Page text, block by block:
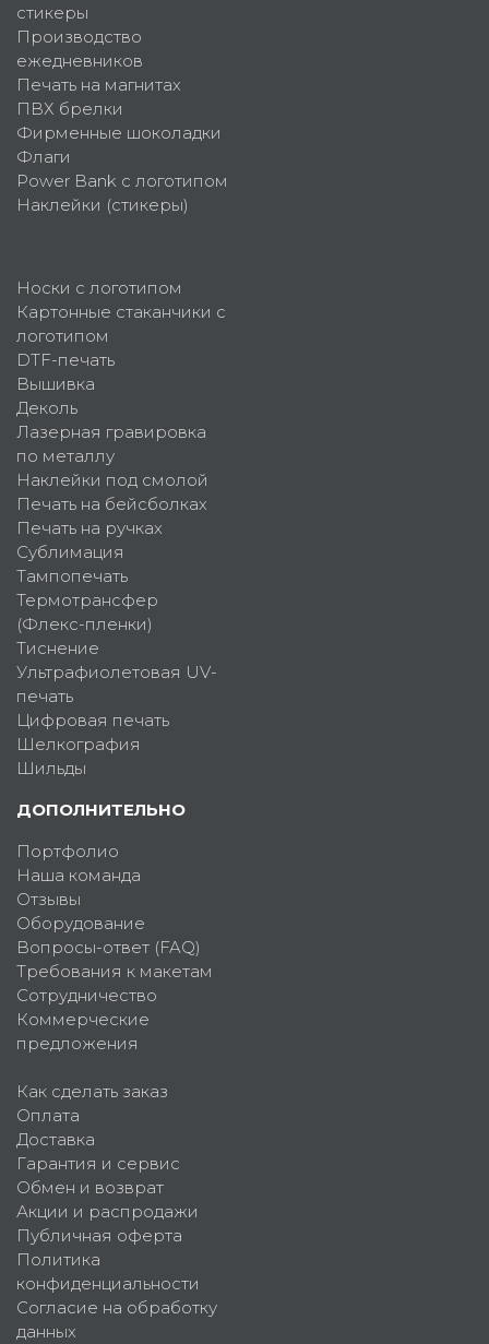
стикеры
Производство
ежедневников
Печать на магнитах
ПВХ брелки
Фирменные шоколадки
Флаги
Power Bank с логотипом
Наклейки (стикеры)
Носки с логотипом
Картонные стаканчики с
логотипом
DTF-печать
Вышивка
Деколь
Лазерная гравировка
по металлу
Наклейки под смолой
Печать на бейсболках
Печать на ручках
Сублимация
Тампопечать
Термотрансфер
(Флекс-пленки)
Тиснение
Ультрафиолетовая UV-
печать
Цифровая печать
Шелкография
Шильды
ДОПОЛНИТЕЛЬНО
Портфолио
Наша команда
Отзывы
Оборудование
Вопросы-ответ (FAQ)
Требования к макетам
Сотрудничество
Коммерческие
предложения
Как сделать заказ
Оплата
Доставка
Гарантия и сервис
Обмен и возврат
Акции и распродажи
Публичная оферта
Политика
конфиденциальности
Согласие на обработку
данных